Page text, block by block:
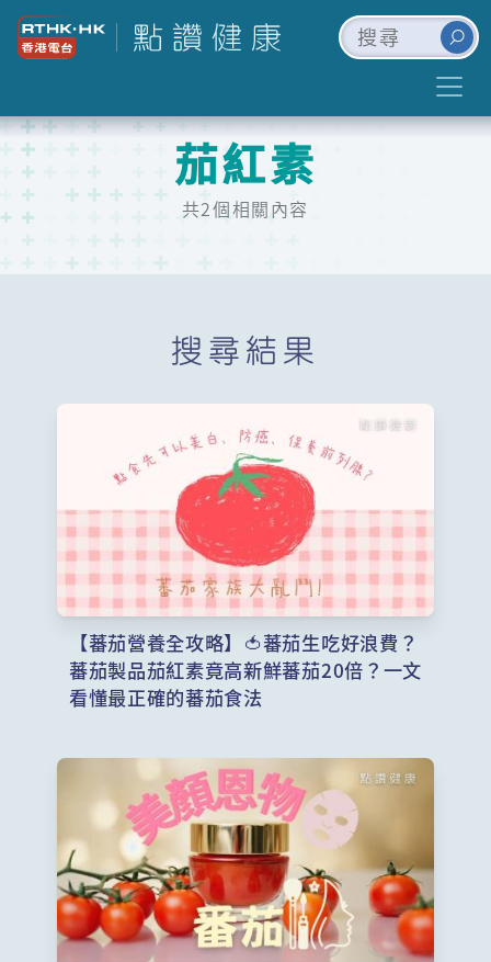
茄紅素
共2個相關內容
搜尋結果
【蕃茄營養全攻略】🍅蕃茄生吃好浪費？
蕃茄製品茄紅素竟高新鮮蕃茄20倍？一文
看懂最正確的蕃茄食法